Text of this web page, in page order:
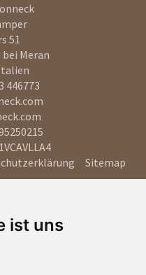
ist uns
51
Meran
446773
Sitemap